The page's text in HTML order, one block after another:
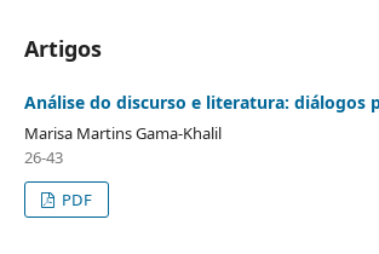
Artigos
Análise do discurso e literatura: diálogos
Marisa Martins Gama-Khalil
26-43
PDF